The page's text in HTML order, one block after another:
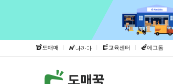
도매매 | 나까마 | 교육센터 | 에그돔